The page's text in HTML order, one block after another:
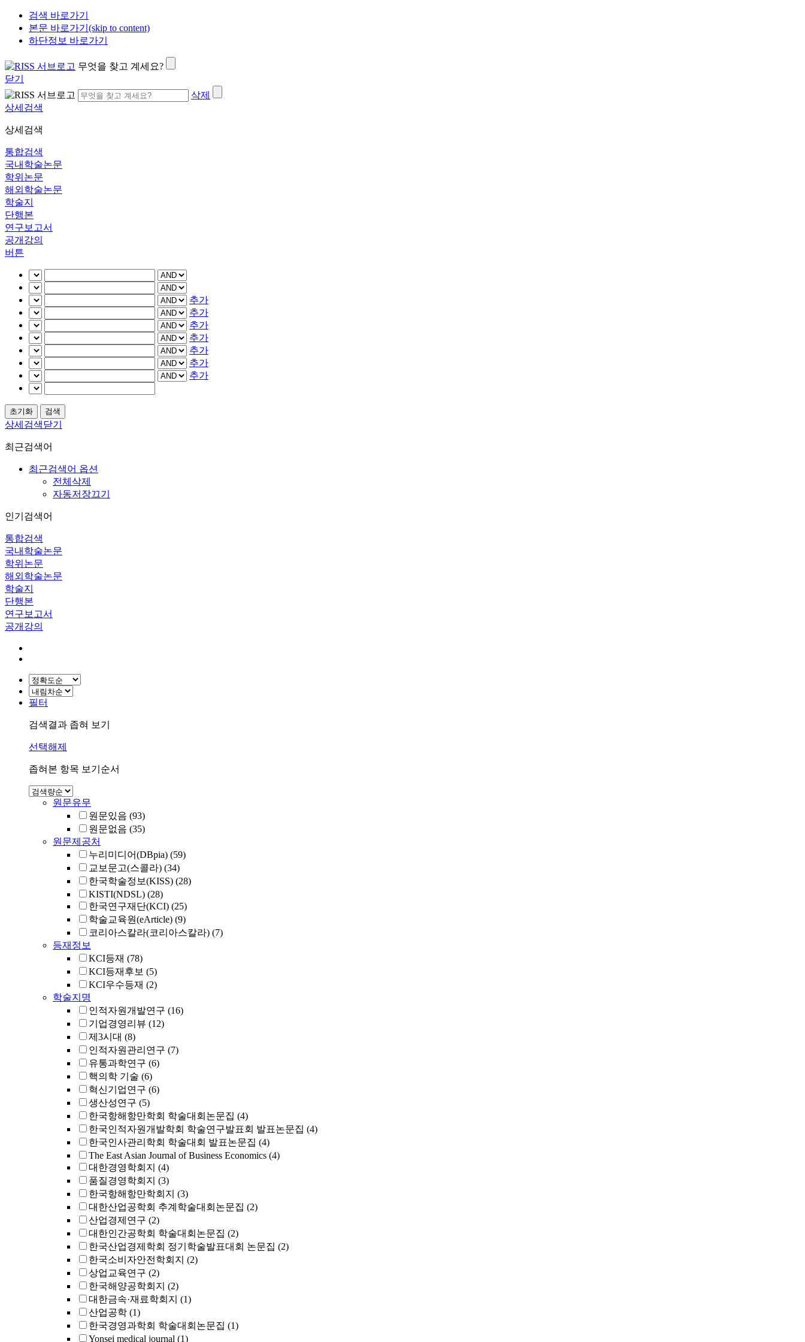
검색 바로가기
본문 바로가기(skip to content)
하단정보 바로가기
무엇을 찾고 계세요?
닫기
삭제
상세검색
상세검색
통합검색
국내학술논문
학위논문
해외학술논문
학술지
단행본
연구보고서
공개강의
버튼
추가
추가
추가
추가
추가
추가
추가
상세검색닫기
최근검색어
최근검색어 옵션
전체삭제
자동저장끄기
인기검색어
통합검색
국내학술논문
학위논문
해외학술논문
학술지
단행본
연구보고서
공개강의
필터
검색결과 좁혀 보기
선택해제
좁혀본 항목 보기순서
원문유무
원문있음 (93)
원문없음 (35)
원문제공처
누리미디어(DBpia) (59)
교보문고(스콜라) (34)
한국학술정보(KISS) (28)
KISTI(NDSL) (28)
한국연구재단(KCI) (25)
학술교육원(eArticle) (9)
코리아스칼라(코리아스칼라) (7)
등재정보
KCI등재 (78)
KCI등재후보 (5)
KCI우수등재 (2)
학술지명
인적자원개발연구 (16)
기업경영리뷰 (12)
제3시대 (8)
인적자원관리연구 (7)
유통과학연구 (6)
핵의학 기술 (6)
혁신기업연구 (6)
생산성연구 (5)
한국항해항만학회 학술대회논문집 (4)
한국인적자원개발학회 학술연구발표회 발표논문집 (4)
한국인사관리학회 학술대회 발표논문집 (4)
The East Asian Journal of Business Economics (4)
대한경영학회지 (4)
품질경영학회지 (3)
한국항해항만학회지 (3)
대한산업공학회 추계학술대회논문집 (2)
산업경제연구 (2)
대한인간공학회 학술대회논문집 (2)
한국산업경제학회 정기학술발표대회 논문집 (2)
한국소비자안전학회지 (2)
상업교육연구 (2)
한국해양공학회지 (2)
대한금속·재료학회지 (1)
산업공학 (1)
한국경영과학회 학술대회논문집 (1)
Yonsei medical journal (1)